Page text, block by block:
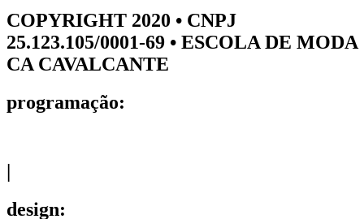
COPYRIGHT 2020 • CNPJ
25.123.105/0001-69 • ESCOLA DE MODA
CA CAVALCANTE
programação:
|
design: